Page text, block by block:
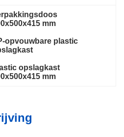
mm
opvouwbare plastic
opslagkast
mm